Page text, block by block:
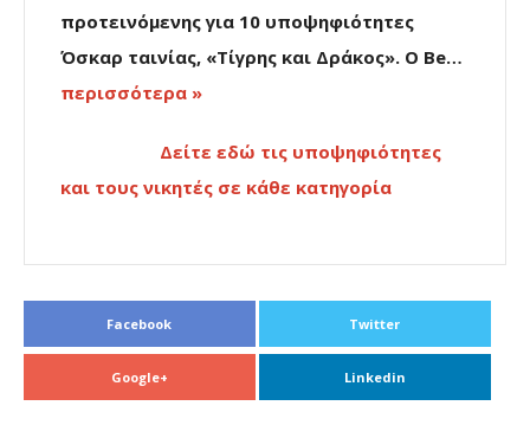
προτεινόμενης για 10 υποψηφιότητες
Όσκαρ ταινίας, «Τίγρης και Δράκος». Ο Be…
περισσότερα »
Δείτε εδώ τις υποψηφιότητες
και τους νικητές σε κάθε κατηγορία
Facebook Twitter
Google+ Linkedin